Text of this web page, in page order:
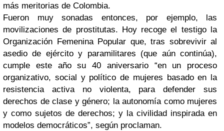
más meritorias de Colombia.
Fueron muy sonadas entonces, por ejemplo, las
movilizaciones de prostitutas. Hoy recoge el testigo la
Organización Femenina Popular que, tras sobrevivir al
asedio de ejército y paramilitares (que aún continúa),
cumple este año su 40 aniversario “en un proceso
organizativo, social y político de mujeres basado en la
resistencia activa no violenta, para defender sus
derechos de clase y género; la autonomía como mujeres
y como sujetos de derechos; y la civilidad inspirada en
modelos democráticos”, según proclaman.